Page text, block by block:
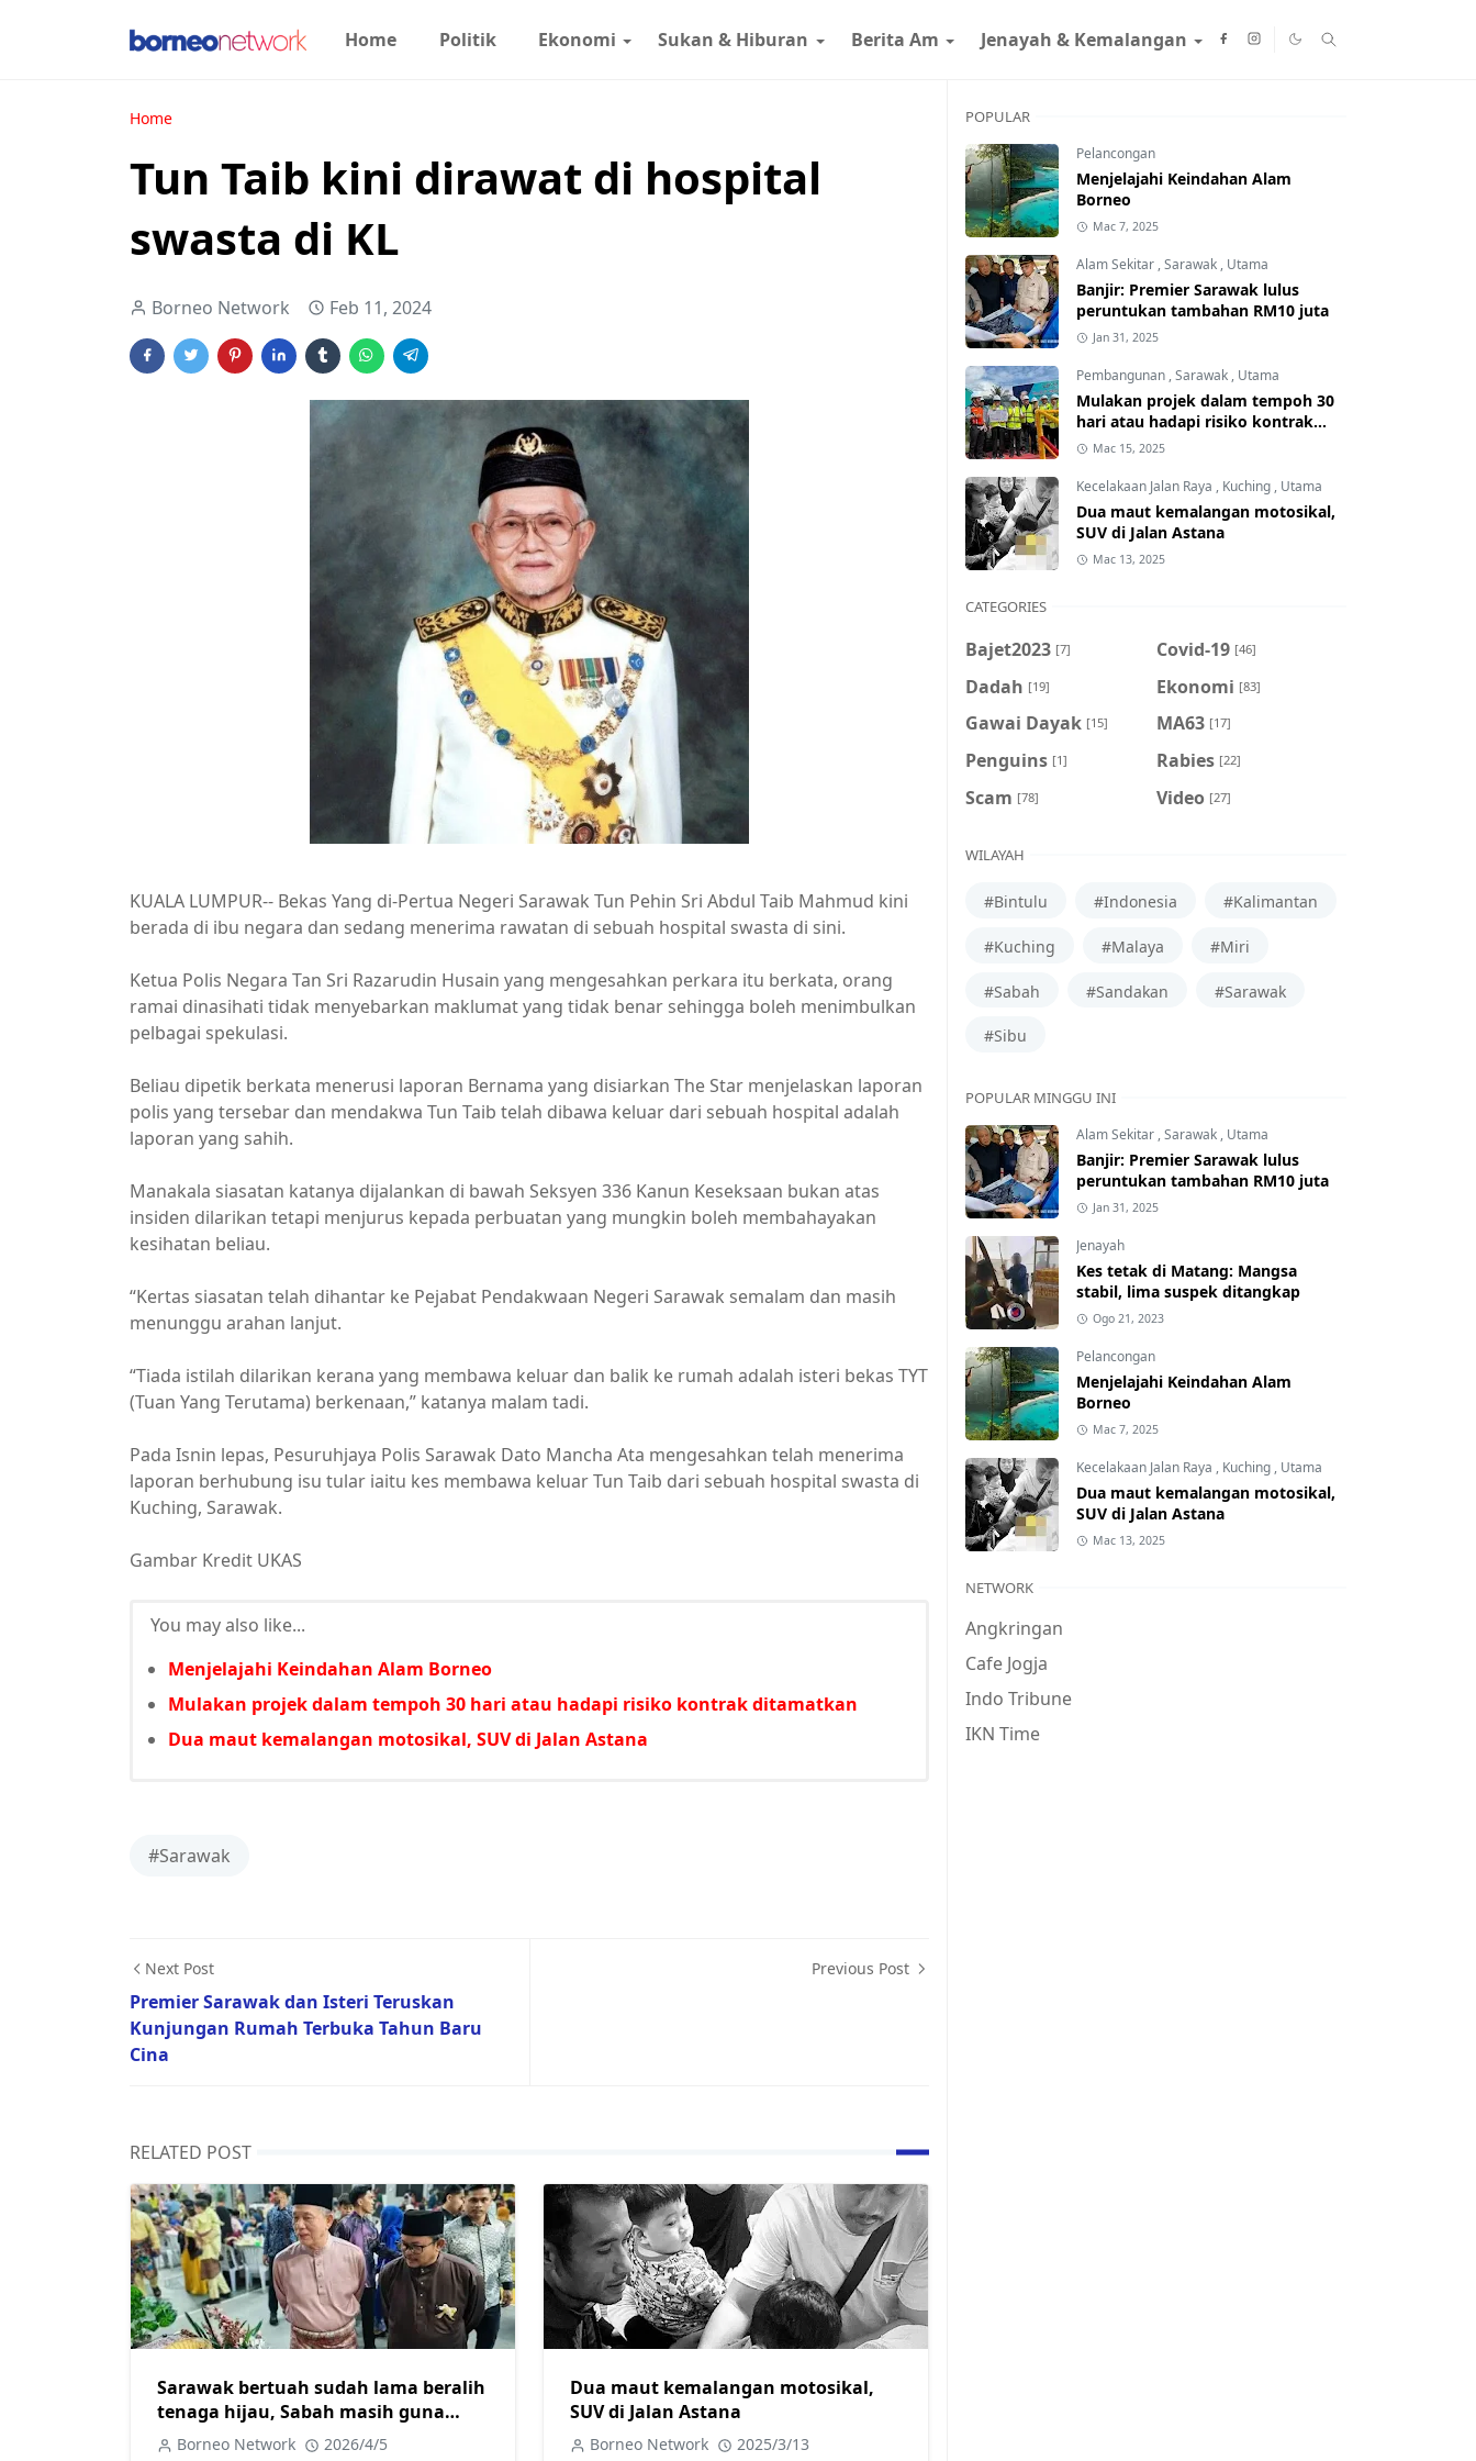
Home Politik Ekonomi Sukan & Hiburan Berita Am Jenayah & Kemalangan
Home
Tun Taib kini dirawat di hospital
swasta di KL
Borneo Network Feb 11, 2024
KUALA LUMPUR-- Bekas Yang di-Pertua Negeri Sarawak Tun Pehin Sri Abdul Taib Mahmud kini
berada di ibu negara dan sedang menerima rawatan di sebuah hospital swasta di sini.
Ketua Polis Negara Tan Sri Razarudin Husain yang mengesahkan perkara itu berkata, orang
ramai dinasihati tidak menyebarkan maklumat yang tidak benar sehingga boleh menimbulkan
pelbagai spekulasi.
Beliau dipetik berkata menerusi laporan Bernama yang disiarkan The Star menjelaskan laporan
polis yang tersebar dan mendakwa Tun Taib telah dibawa keluar dari sebuah hospital adalah
laporan yang sahih.
Manakala siasatan katanya dijalankan di bawah Seksyen 336 Kanun Keseksaan bukan atas
insiden dilarikan tetapi menjurus kepada perbuatan yang mungkin boleh membahayakan
kesihatan beliau.
“Kertas siasatan telah dihantar ke Pejabat Pendakwaan Negeri Sarawak semalam dan masih
menunggu arahan lanjut.
“Tiada istilah dilarikan kerana yang membawa keluar dan balik ke rumah adalah isteri bekas TYT
(Tuan Yang Terutama) berkenaan,” katanya malam tadi.
Pada Isnin lepas, Pesuruhjaya Polis Sarawak Dato Mancha Ata mengesahkan telah menerima
laporan berhubung isu tular iaitu kes membawa keluar Tun Taib dari sebuah hospital swasta di
Kuching, Sarawak.
Gambar Kredit UKAS
You may also like...
Menjelajahi Keindahan Alam Borneo
Mulakan projek dalam tempoh 30 hari atau hadapi risiko kontrak ditamatkan
Dua maut kemalangan motosikal, SUV di Jalan Astana
#Sarawak
Next Post
Premier Sarawak dan Isteri Teruskan
Kunjungan Rumah Terbuka Tahun Baru
Cina
Previous Post
RELATED POST
Sarawak bertuah sudah lama beralih
tenaga hijau, Sabah masih guna
diesel jana kuasa elektrik
Borneo Network 2026/4/5
Dua maut kemalangan motosikal,
SUV di Jalan Astana
Borneo Network 2025/3/13
POPULAR
Pelancongan
Menjelajahi Keindahan Alam
Borneo
Mac 7, 2025
Alam Sekitar ,Sarawak , Utama
Banjir: Premier Sarawak lulus
peruntukan tambahan RM10 juta
Jan 31, 2025
Pembangunan ,Sarawak , Utama
Mulakan projek dalam tempoh 30
hari atau hadapi risiko kontrak
ditamatkan
Mac 15, 2025
Kecelakaan Jalan Raya , Kuching , Utama
Dua maut kemalangan motosikal,
SUV di Jalan Astana
Mac 13, 2025
CATEGORIES
Bajet2023 [7] Covid-19 [46]
Dadah [19] Ekonomi [83]
Gawai Dayak [15] MA63 [17]
Penguins [1] Rabies [22]
Scam [78] Video [27]
WILAYAH
#Bintulu #Indonesia #Kalimantan
#Kuching #Malaya #Miri
#Sabah #Sandakan #Sarawak
#Sibu
POPULAR MINGGU INI
Alam Sekitar ,Sarawak , Utama
Banjir: Premier Sarawak lulus
peruntukan tambahan RM10 juta
Jan 31, 2025
Jenayah
Kes tetak di Matang: Mangsa
stabil, lima suspek ditangkap
Ogo 21, 2023
Pelancongan
Menjelajahi Keindahan Alam
Borneo
Mac 7, 2025
Kecelakaan Jalan Raya , Kuching , Utama
Dua maut kemalangan motosikal,
SUV di Jalan Astana
Mac 13, 2025
NETWORK
Angkringan
Cafe Jogja
Indo Tribune
IKN Time